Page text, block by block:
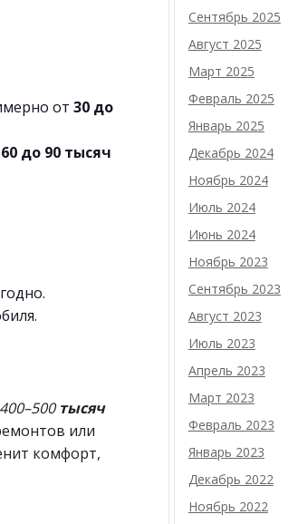
от 30 до
60 до 90 тысяч
400–500 тысяч
или
комфорт,
Сентябрь 2025
Август 2025
Март 2025
Февраль 2025
Январь 2025
Декабрь 2024
Ноябрь 2024
Июль 2024
Июнь 2024
Ноябрь 2023
Сентябрь 2023
Август 2023
Июль 2023
Апрель 2023
Март 2023
Февраль 2023
Январь 2023
Декабрь 2022
Ноябрь 2022